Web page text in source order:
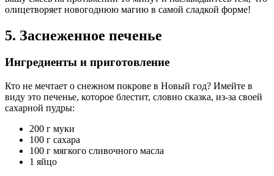
олицетворяет новогоднюю магию в самой сладкой форме!
5. Заснеженное печенье
Ингредиенты и приготовление
Кто не мечтает о снежном покрове в Новый год? Имейте в
виду это печенье, которое блестит, словно сказка, из-за своей
сахарной пудры:
200 г муки
100 г сахара
100 г мягкого сливочного масла
1 яйцо